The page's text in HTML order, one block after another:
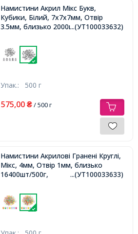
Намистини Акрил Мікс Букв,
Кубики, Білий, 7х7х7мм, Отвір
3.5мм, близько 2000шт/500г,...(УТ100033632)
Упак.: 500 г
575,00 ₴/ 500 г
Намистини Акрилові Гранені Круглі,
Мікс, 4мм, Отвір 1мм, близько
16400шт/500г,
...(УТ100033633)